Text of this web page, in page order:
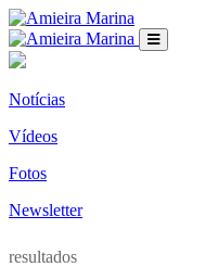
Notícias
Vídeos
Fotos
Newsletter
resultados